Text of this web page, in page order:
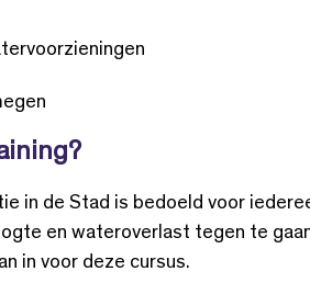
in de Stad is bedoeld voor
en wateroverlast tegen te
in voor deze cursus.